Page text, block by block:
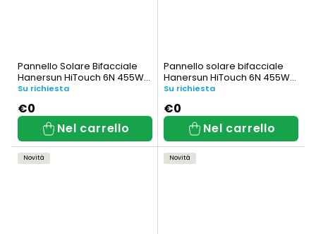
Pannello Solare Bifacciale
Hanersun HiTouch 6N 455W
(HN21RN-48HT455W)
Su richiesta
€0
Nel carrello
Pannello solare bifacciale
Hanersun HiTouch 6N 455W
Nero completo (HN21RN-
Su richiesta
€0
Nel carrello
Novità Novità